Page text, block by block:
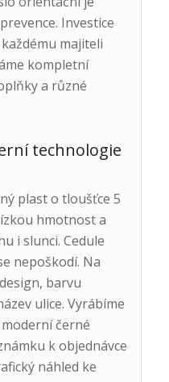
Investice
majiteli
kompletní
a různé
technologie
plast o tloušťce 5
hmotnost a
i slunci. Cedule
nepoškodí. Na
barvu
ulice. Vyrábíme
černé
k objednávce
náhled ke